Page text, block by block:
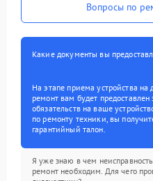
Вопросы по
Какие документы вы
На этапе приема устройства
ремонт вам будет
обязательств на ваше
по ремонту техники, вы
гарантийный талон.
Я уже знаю в чем
ремонт необходим. Для чего